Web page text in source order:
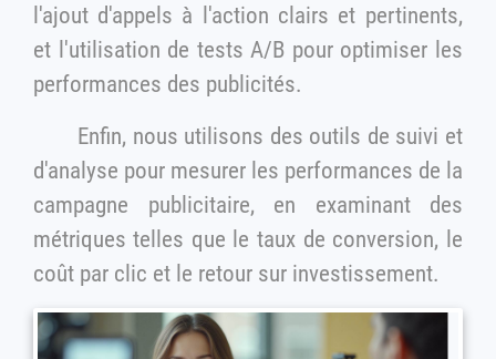
l'ajout d'appels à l'action clairs et pertinents,
et l'utilisation de tests A/B pour optimiser les
performances des publicités.
Enfin, nous utilisons des outils de suivi et
d'analyse pour mesurer les performances de la
campagne publicitaire, en examinant des
métriques telles que le taux de conversion, le
coût par clic et le retour sur investissement.